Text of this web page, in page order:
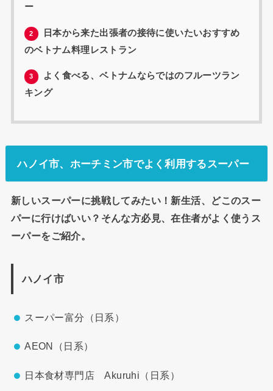
ー
2
日本から来た出張者の接待に使いたいおすすめ
のベトナム料理レストラン
3
よく食べる、ベトナムならではのフルーツラン
キング
ハノイ市、ホーチミン市でよく利用するスーパー
新しいスーパーに挑戦してみたい！新生活、どこのスー
パーに行けばいい？そんな方必見、在住者がよく使うス
ーパーをご紹介。
ハノイ市
スーパー富分（日系）
AEON（日系）
日本食材専門店 Akuruhi（日系）